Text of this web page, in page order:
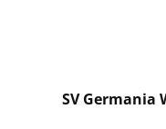
SV Germania